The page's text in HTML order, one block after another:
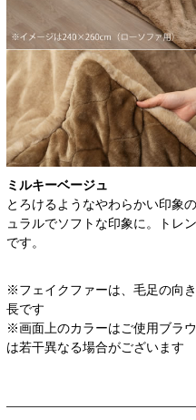
ミルキーベージュ
とろけるようなやわらかい印象
ュラルでソフトな印象に。トレ
です。
※フェイクファーは、毛足の向
長です
※画面上のカラーはご使用ブラ
は若干異なる場合がございます